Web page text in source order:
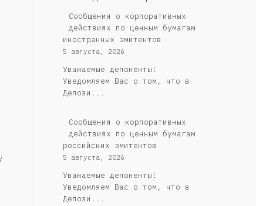
Сообщения о корпоративных
действиях по ценным бумагам
иностранных эмитентов
5 августа, 2026
Уважаемые депоненты!
Уведомляем Вас о том, что в
Депози...
Cообщения о корпоративных
действиях по ценным бумагам
российских эмитентов
5 августа, 2026
Уважаемые депоненты!
Уведомляем Вас о том, что в
Депози...